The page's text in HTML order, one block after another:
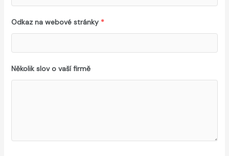
Odkaz na webové stránky *
Několik slov o vaší firmě